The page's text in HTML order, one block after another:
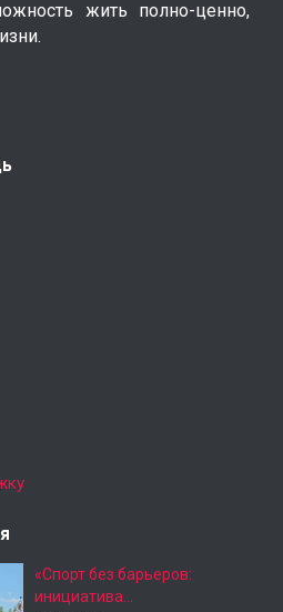
жить полно-ценно,
«Спорт без барьеров:
инициатива…